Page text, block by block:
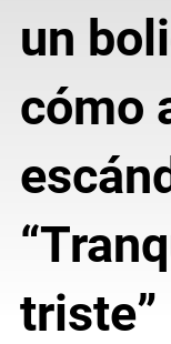
un
cómo
triste”